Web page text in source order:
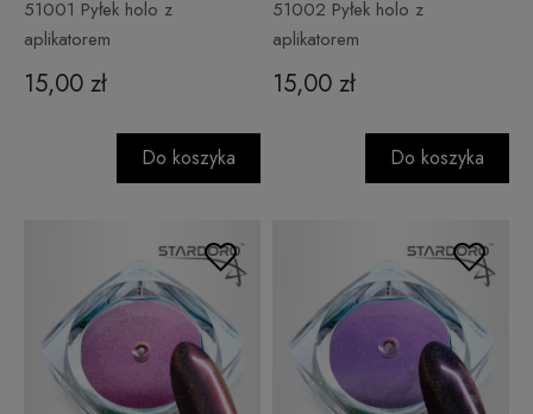
51001 Pyłek holo z
aplikatorem
15,00 zł
Do koszyka
51002 Pyłek holo z
aplikatorem
15,00 zł
Do koszyka